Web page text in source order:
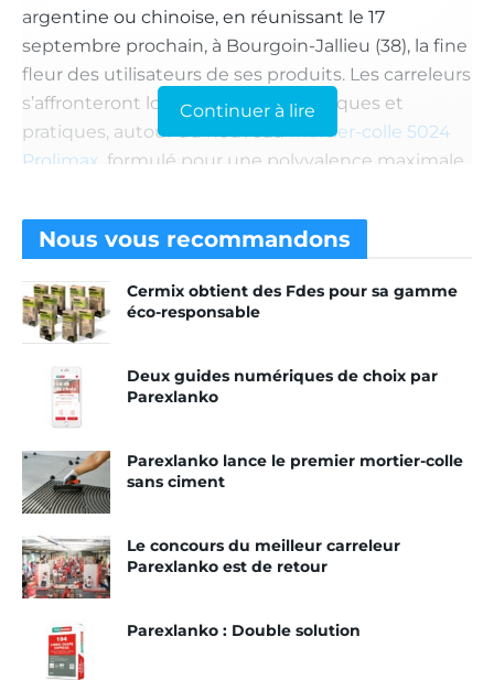
argentine ou chinoise, en réunissant le 17
septembre prochain, à Bourgoin-Jallieu (38), la fine
fleur des utilisateurs de ses produits. Les carreleurs
s’affronteront lors d’épreuves théoriques et
pratiques, autour du nouveau
mortier-colle 5024
Prolimax , formulé pour une polyvalence maximale.
matériels Rubi, pour équiper les compétiteurs.
Alors que Thomas Landreau, champion du monde
Au-delà de la satisfaction personnelle et de la
reconnaissance de ses pairs, le vainqueur sera
concours, qui se déroulera le 9 novembre, à
Canton, en Chine. Il sera alors temps d’affronter les
champions d’Argentine, d’Australie du Chili, du
Maroc, du Qatar, du Paraguay et des Philippines,
autres pays organisateur de la compétition.
Continuer à lire
Tags: Mortier-colle Parexlanko Concours
Nous vous recommandons
Cermix obtient des Fdes pour sa gamme
éco-responsable
Deux guides numériques de choix par
Parexlanko
Parexlanko lance le premier mortier-colle
sans ciment
Le concours du meilleur carreleur
Parexlanko est de retour
Parexlanko : Double solution